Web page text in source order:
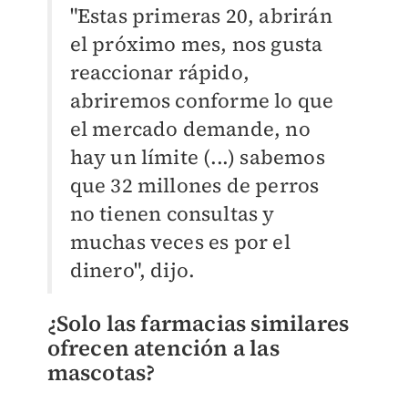
"Estas primeras 20, abrirán
el próximo mes, nos gusta
reaccionar rápido,
abriremos conforme lo que
el mercado demande, no
hay un límite (...) sabemos
que 32 millones de perros
no tienen consultas y
muchas veces es por el
dinero", dijo.
¿Solo las farmacias similares
ofrecen atención a las
mascotas?